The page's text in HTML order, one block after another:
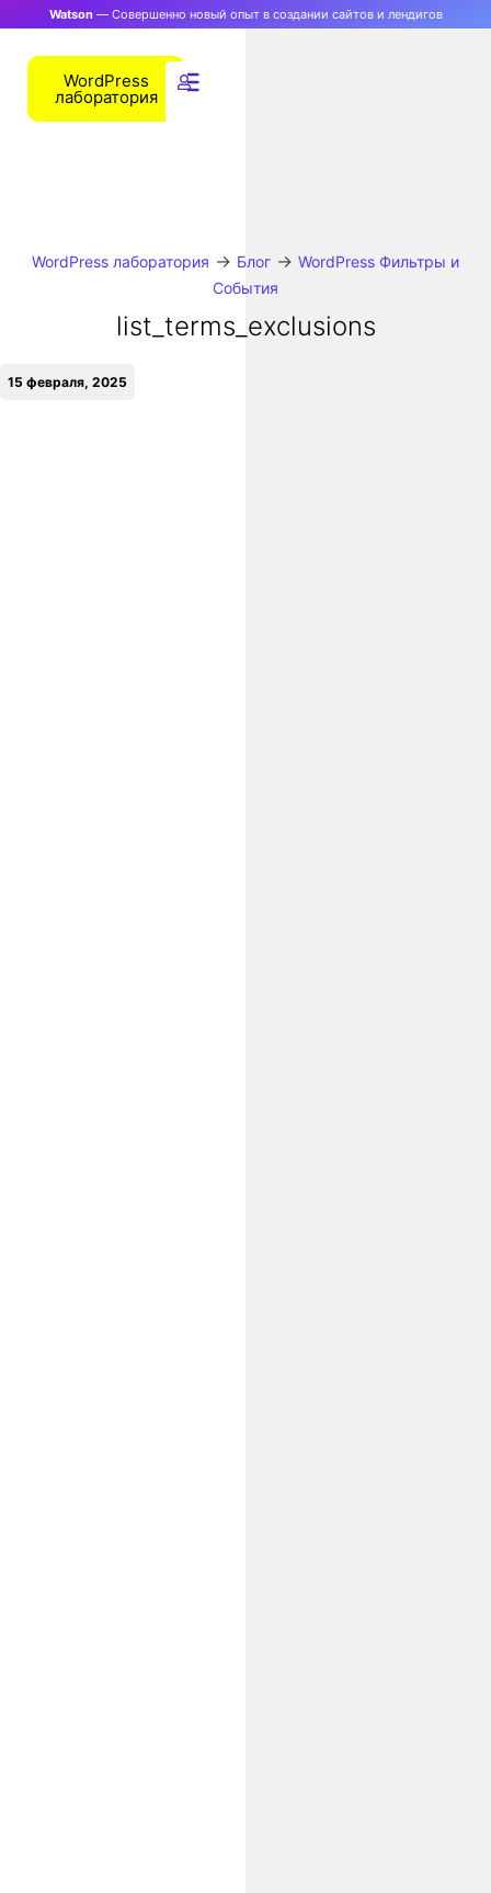
Watson— Совершенно новый опыт в создании сайтов и лендигов
WordPress
лаборатория
WordPress лаборатория → Блог → WordPress Фильтры и
События
list_terms_exclusions
15 февраля, 2025